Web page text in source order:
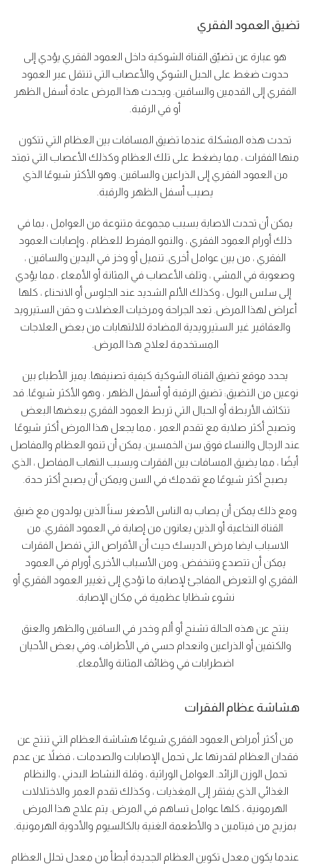
تضيق العمود الفقري
هو عبارة عن تضيّق القناة الشوكية داخل العمود الفقري يؤدي إلى
حدوث ضغط على الحبل الشوكي والأعصاب التي تنتقل عبر العمود
الفقري إلى القدمين والساقين. ويحدث هذا المرض عادة أسفل الظهر
أو في الرقبة.
تحدث هذه المشكلة عندما تضيق المسافات بين العظام التي تتكون
منها الفقرات ، مما يضغط على تلك العظام وكذلك الأعصاب التي تمتد
من العمود الفقري إلى الذراعين والساقين. وهو الأكثر شيوعًا الذي
يصيب أسفل الظهر والرقبة.
يمكن أن تحدث الاصابة بسبب مجموعة متنوعة من العوامل ، بما في
ذلك أورام العمود الفقري ، والنمو المفرط للعظام ، وإصابات العمود
الفقري ، من بين عوامل أخرى. تنميل أو وخز في اليدين والساقين ،
وصعوبة في المشي ، وتلف الأعصاب في المثانة أو الأمعاء ، مما يؤدي
إلى سلس البول ، وكذلك الألم الشديد عند الجلوس أو الانحناء ، كلها
أعراض لهذا المرض. تعد الجراحة ومرخيات العضلات و حقن الستيرويد
والعقاقير غير الستيرويدية المضادة للالتهابات من بعض العلاجات
المستخدمة لعلاج هذا المرض.
يحدد موقع تضيق القناة الشوكية كيفية تصنيفها. يميز الأطباء بين
نوعين من التضيق: تضيق الرقبة أو أسفل الظهر ، وهو الأكثر شيوعًا. قد
تتكاثف الأربطة أو الحبال التي تربط العمود الفقري ببعضها البعض
وتصبح أكثر صلابة مع تقدم العمر ، مما يجعل هذا المرض أكثر شيوعًا
عند الرجال والنساء فوق سن الخمسين. يمكن أن تنمو العظام والمفاصل
أيضًا ، مما يضيق المسافات بين الفقرات ويسبب التهاب المفاصل ، الذي
يصبح أكثر شيوعًا مع تقدمك في السن ويمكن أن يصبح أكثر حدة.
ومع ذلك يمكن أن يصاب به الناس الأصغر سناً الذين يولدون مع ضيق
القناة النخاعية أو الذين يعانون من إصابة في العمود الفقري. من
الاسباب ايضا مرض الديسك حيث أن الأقراص التي تفصل الفقرات
يمكن أن تتصدع وتنخفض. ومن الأسباب الأخرى أورام في العمود
الفقري او التعرض المفاجئ لإصابة ما تؤدي إلى تغيير العمود الفقري أو
نشوء شظايا عظمية في مكان الإصابة.
ينتج عن هذه الحالة تشنج أو ألم وخدر في الساقين والظهر والعنق
والكتفين أو الذراعين وانعدام حسي في الأطراف، وفي بعض الأحيان
اضطرابات في وظائف المثانة والأمعاء.
هشاشة عظام الفقرات
من أكثر أمراض العمود الفقري شيوعًا هشاشة العظام التي تنتج عن
فقدان العظام لقدرتها على تحمل الإصابات والصدمات ، فضلاً عن عدم
تحمل الوزن الزائد. العوامل الوراثية ، وقلة النشاط البدني ، والنظام
الغذائي الذي يفتقر إلى المغذيات ، وكذلك تقدم العمر والاختلالات
الهرمونية ، كلها عوامل تساهم في المرض. يتم علاج هذا المرض
بمزيج من فيتامين د والأطعمة الغنية بالكالسيوم والأدوية الهرمونية.
عندما يكون معدل تكوين العظام الجديدة أبطأ من معدل تحلل العظام